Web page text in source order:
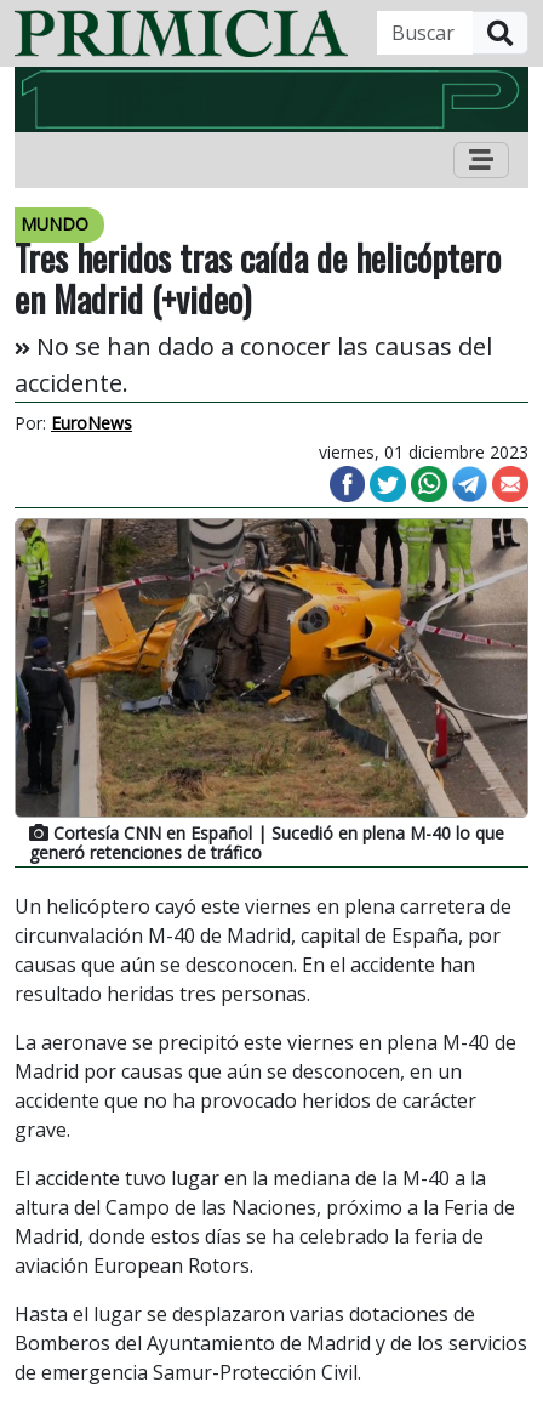
MUNDO
Tres heridos tras caída de helicóptero
en Madrid (+video)
No se han dado a conocer las causas del
accidente.
Por: EuroNews
viernes, 01 diciembre 2023
Cortesía CNN en Español | Sucedió en plena M-40 lo que
generó retenciones de tráfico
Un helicóptero cayó este viernes en plena carretera de
circunvalación M-40 de Madrid, capital de España, por
causas que aún se desconocen. En el accidente han
resultado heridas tres personas.
La aeronave se precipitó este viernes en plena M-40 de
Madrid por causas que aún se desconocen, en un
accidente que no ha provocado heridos de carácter
grave.
El accidente tuvo lugar en la mediana de la M-40 a la
altura del Campo de las Naciones, próximo a la Feria de
Madrid, donde estos días se ha celebrado la feria de
aviación European Rotors.
Hasta el lugar se desplazaron varias dotaciones de
Bomberos del Ayuntamiento de Madrid y de los servicios
de emergencia Samur-Protección Civil.